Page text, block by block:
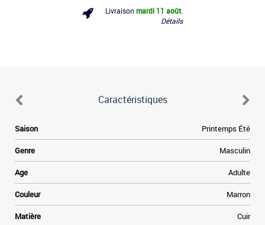
Livraison mardi 11 août
Détails
Caractéristiques
Saison Printemps Été
Genre Masculin
Age Adulte
Couleur Marron
Matière Cuir